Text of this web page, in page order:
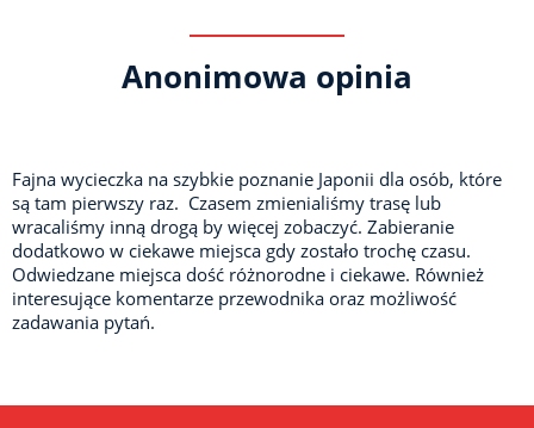
PT
UK
Anonimowa opinia
Fajna wycieczka na szybkie poznanie Japonii dla osób, które
są tam pierwszy raz. Czasem zmienialiśmy trasę lub
wracaliśmy inną drogą by więcej zobaczyć. Zabieranie
dodatkowo w ciekawe miejsca gdy zostało trochę czasu.
Odwiedzane miejsca dość różnorodne i ciekawe. Również
interesujące komentarze przewodnika oraz możliwość
zadawania pytań.